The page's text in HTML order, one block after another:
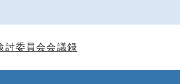
討委員会会議録